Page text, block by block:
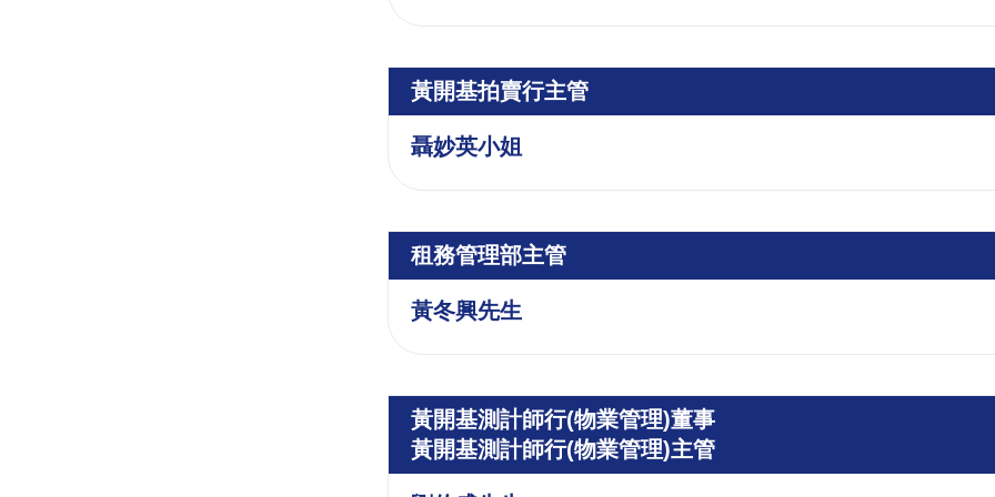
黃開基拍賣行主管
聶妙英小姐
租務管理部主管
黃冬興先生
黃開基測計師行(物業管理)董事
黃開基測計師行(物業管理)主管